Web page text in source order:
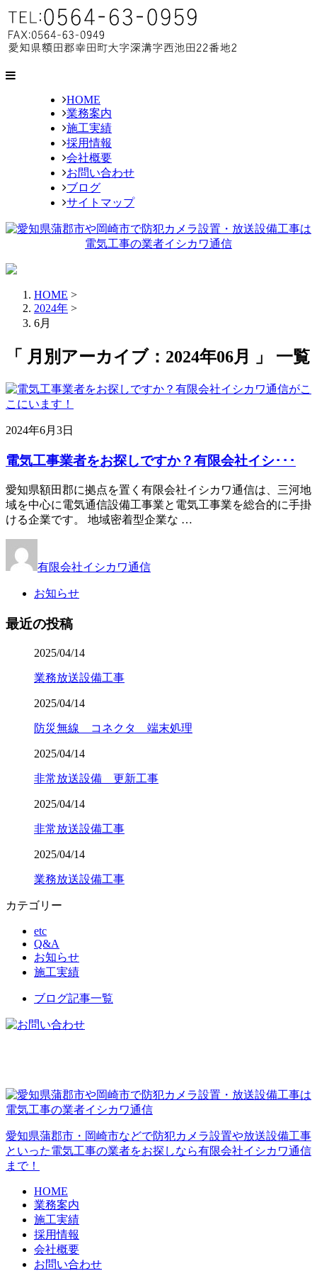
HOME
業務案内
施工実績
採用情報
会社概要
お問い合わせ
ブログ
サイトマップ
HOME >
2024年 >
6月
「 月別アーカイブ：2024年06月 」 一覧
2024年6月3日
電気工事業者をお探しですか？有限会社イシ･･･
愛知県額田郡に拠点を置く有限会社イシカワ通信は、三河地
域を中心に電気通信設備工事業と電気工事業を総合的に手掛
ける企業です。 地域密着型企業な …
有限会社イシカワ通信
お知らせ
最近の投稿
2025/04/14
業務放送設備工事
2025/04/14
防災無線 コネクタ 端末処理
2025/04/14
非常放送設備 更新工事
2025/04/14
非常放送設備工事
2025/04/14
業務放送設備工事
カテゴリー
etc
Q&A
お知らせ
施工実績
ブログ記事一覧
愛知県蒲郡市・岡崎市などで防犯カメラ設置や放送設備工事
といった電気工事の業者をお探しなら有限会社イシカワ通信
まで！
HOME
業務案内
施工実績
採用情報
会社概要
お問い合わせ